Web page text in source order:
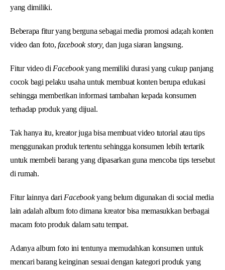
yang dimiliki.
Beberapa fitur yang berguna sebagai media promosi ada;ah konten
video dan foto,facebook story,dan juga siaran langsung.
Fitur video di Facebookyang memiliki durasi yang cukup panjang
cocok bagi pelaku usaha untuk membuat konten berupa edukasi
sehingga memberikan informasi tambahan kepada konsumen
terhadap produk yang dijual.
Tak hanya itu, kreator juga bisa membuat video tutorial atau tips
menggunakan produk tertentu sehingga konsumen lebih tertarik
untuk membeli barang yang dipasarkan guna mencoba tips tersebut
di rumah.
Fitur lainnya dari Facebookyang belum digunakan di social media
lain adalah album foto dimana kreator bisa memasukkan berbagai
macam foto produk dalam satu tempat.
Adanya album foto ini tentunya memudahkan konsumen untuk
mencari barang keinginan sesuai dengan kategori produk yang